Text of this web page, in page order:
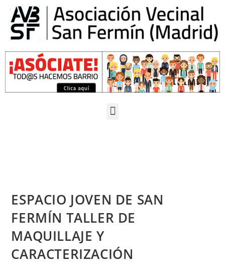
ESPACIO JOVEN DE SAN
FERMÍN TALLER DE
MAQUILLAJE Y
CARACTERIZACIÓN